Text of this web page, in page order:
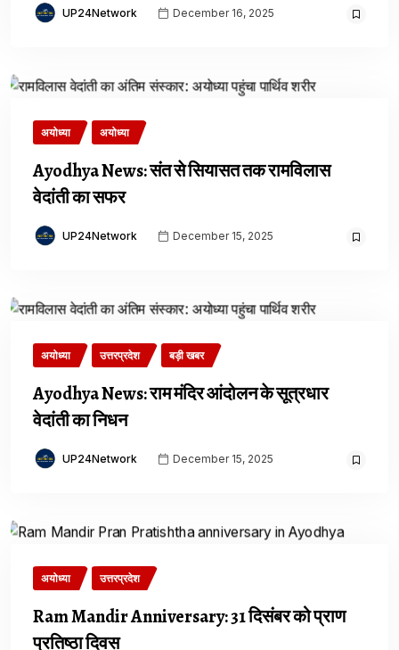
UP24Network December 16, 2025
अयोध्या अयोध्या
Ayodhya News: संत से सियासत तक रामविलास
वेदांती का सफर
UP24Network December 15, 2025
अयोध्या उत्तरप्रदेश बड़ी खबर
Ayodhya News: राम मंदिर आंदोलन के सूत्रधार
वेदांती का निधन
UP24Network December 15, 2025
अयोध्या उत्तरप्रदेश
Ram Mandir Anniversary: 31 दिसंबर को प्राण
प्रतिष्ठा दिवस